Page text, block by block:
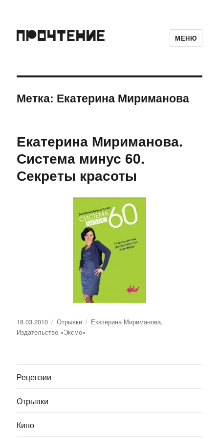
МЕНЮ
Метка: Екатерина Мириманова
Екатерина Мириманова.
Система минус 60.
Секреты красоты
Опубликовано
18.03.2010 Рубрики
Отрывки Метки
Екатерина Мириманова,
Издательство «Эксмо»
Рецензии
Отрывки
Кино